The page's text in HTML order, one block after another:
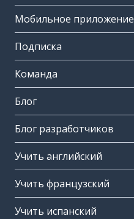
Мобильное приложение
Подписка
Команда
Блог
Блог разработчиков
Учить английский
Учить французский
Учить испанский